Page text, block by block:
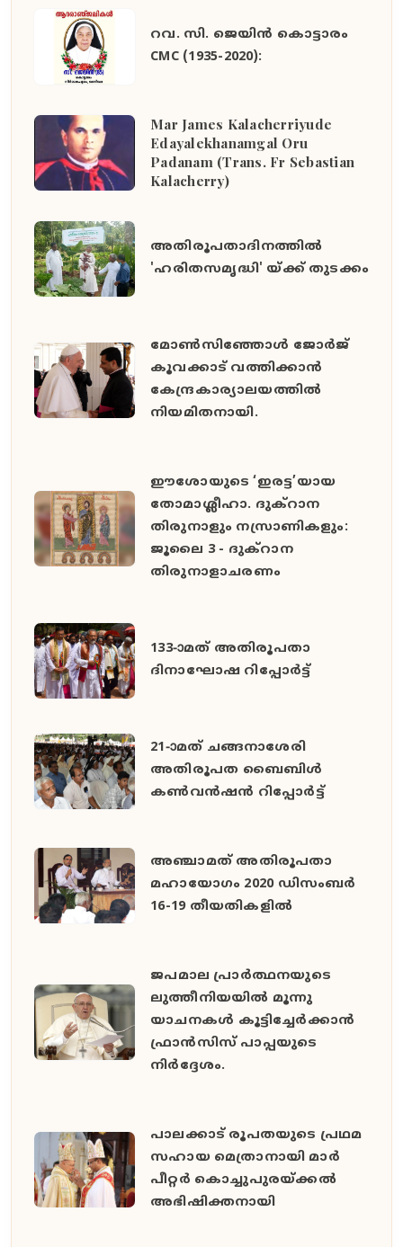
റവ. സി. ജെയിൻ കൊട്ടാരം
CMC (1935-2020):
Mar James Kalacherriyude
Edayalekhanamgal Oru
Padanam (Trans. Fr Sebastian
Kalacherry)
അതിരൂപതാദിനത്തില്‍
'ഹരിതസമൃദ്ധി' യ്ക്ക് തുടക്കം
മോൺസിഞ്ഞോൾ ജോർജ്
കൂവക്കാട് വത്തിക്കാൻ
കേന്ദ്രകാര്യാലയത്തിൽ
നിയമിതനായി.
ഈശോയുടെ ‘ഇരട്ട’യായ
തോമാശ്ലീഹാ. ദുക്റാന
തിരുനാളും നസ്രാണികളും:
ജൂലൈ 3 - ദുക്റാന
തിരുനാളാചരണം
133-ാമത് അതിരൂപതാ
ദിനാഘോഷ റിപ്പോര്‍ട്ട്
21-ാമത് ചങ്ങനാശേരി
അതിരൂപത ബൈബിള്‍
കണ്‍വന്‍ഷന്‍ റിപ്പോര്‍ട്ട്
അഞ്ചാമത് അതിരൂപതാ
മഹായോഗം 2020 ഡിസംബര്‍
16-19 തീയതികളില്‍
ജപമാല പ്രാര്‍ത്ഥനയുടെ
ലുത്തീനിയയിൽ മൂന്നു
യാചനകൾ കൂട്ടിച്ചേര്‍ക്കാന്‍
ഫ്രാന്‍സിസ് പാപ്പയുടെ
നിര്‍ദ്ദേശം.
പാലക്കാട് രൂപതയുടെ പ്രഥമ
സഹായ മെത്രാനായി മാർ
പീറ്റർ കൊച്ചുപുരയ്ക്കൽ
അഭിഷിക്തനായി